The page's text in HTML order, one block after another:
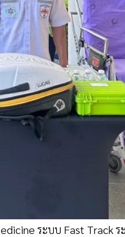
ระบบ Fast Track ร